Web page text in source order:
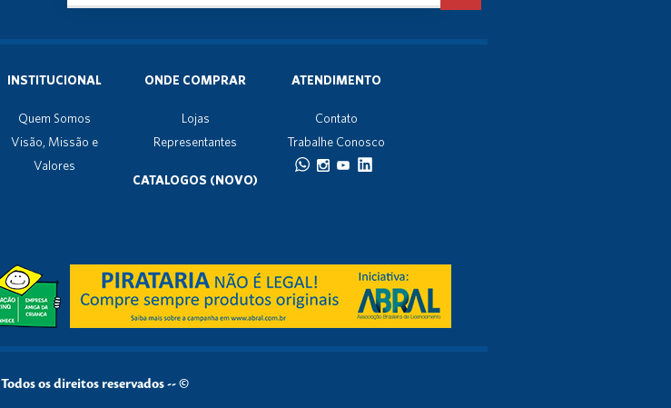
INSTITUCIONAL
Quem Somos
Visão, Missão e
Valores
ONDE COMPRAR
Lojas
Representantes
ATENDIMENTO
Contato
Trabalhe Conosco
CATALOGOS (NOVO)
Todos os direitos reservados -- ©